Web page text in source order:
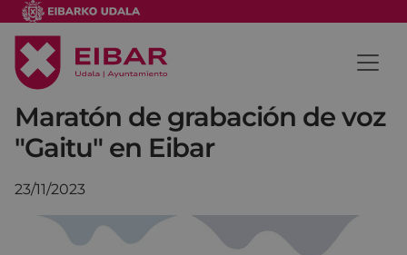
Maratón de grabación de voz
"Gaitu" en Eibar
23/11/2023